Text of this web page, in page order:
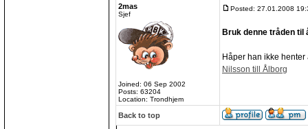
2mas
Sjef
Joined: 06 Sep 2002
Posts: 63204
Location: Trondhjem
Posted: 27.01.2008
Bruk denne tråden til
Håper han ikke
Nilsson till Ålborg
Back to top